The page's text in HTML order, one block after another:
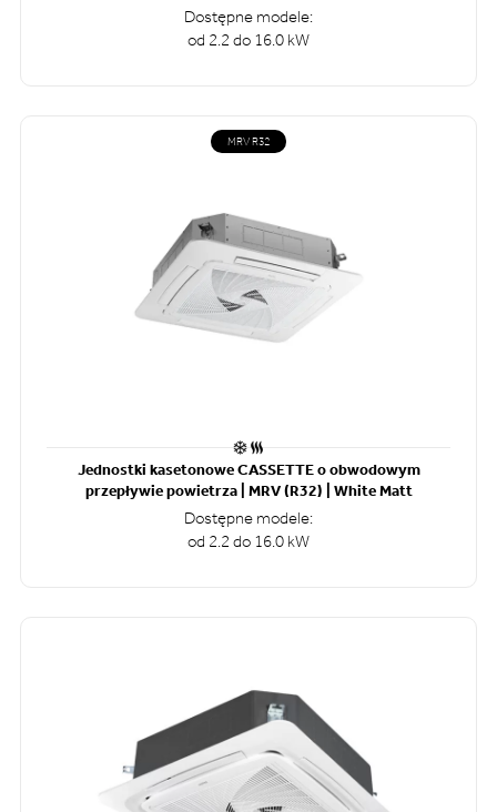
Dostępne modele:
od 2.2 do 16.0 kW
MRV R32
Jednostki kasetonowe CASSETTE o obwodowym
przepływie powietrza | MRV (R32) | White Matt
Dostępne modele:
od 2.2 do 16.0 kW